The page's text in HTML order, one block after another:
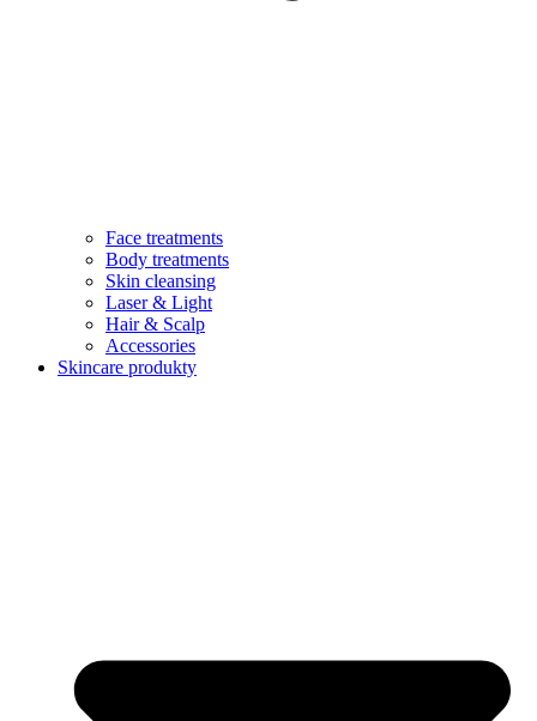
Face treatments
Body treatments
Skin cleansing
Laser & Light
Hair & Scalp
Accessories
Skincare produkty